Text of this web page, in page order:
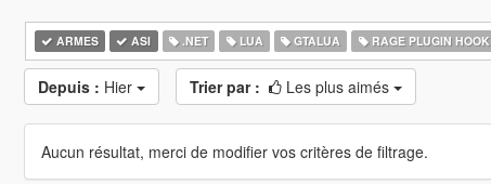
ARMES ASI .NET LUA GTALUA RAGE PLUGIN HOOK
Depuis : Hier Trier par : Les plus aimés
Aucun résultat, merci de modifier vos critères de filtrage.